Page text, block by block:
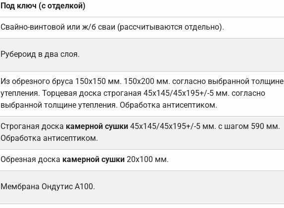
Под ключ (с отделкой)
Свайно-винтовой или ж/б сваи (рассчитываются отдельно).
Рубероид в два слоя.
Из обрезного бруса 150х150 мм. 150х200 мм. согласно выбранной толщине
утепления. Торцевая доска строганая 45х145/45х195+/-5 мм. согласно
выбранной толщине утепления. Обработка антисептиком.
Строганая доска камерной сушки 45х145/45х195+/-5 мм. с шагом 590 мм.
Обработка антисептиком.
Обрезная доска камерной сушки20х100 мм.
Мембрана Ондутис А100.